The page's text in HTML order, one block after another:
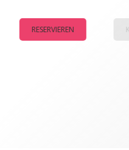
RESERVIEREN